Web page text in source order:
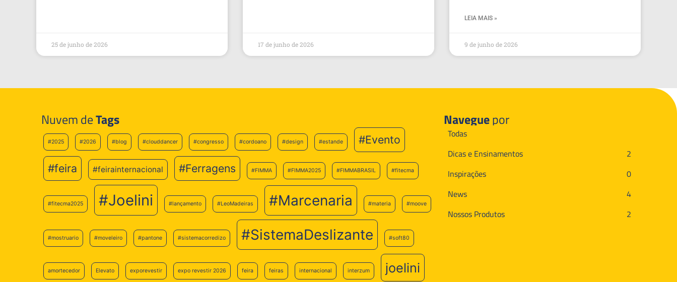
25 de junho de 2026 17 de junho de 2026
LEIA MAIS »
9 de junho de 2026
Nuvem deTags
#2025 #2026 #blog #clouddancer #congresso #cordoano #design #estande #Evento
#feira #feirainternacional #Ferragens #FIMMA #FIMMA2025 #FIMMABRASIL #fitecma
#fitecma2025 #Joelini #lançamento #LeoMadeiras #Marcenaria #materia #moove
#mostruario #moveleiro #pantone #sistemacorredizo #SistemaDeslizante #soft80
amortecedor Elevato exporevestir expo revestir 2026 feira feiras internacional interzum joelini
Naveguepor
Todas
Dicas e Ensinamentos
2
Inspirações
0
News
4
Nossos Produtos
2